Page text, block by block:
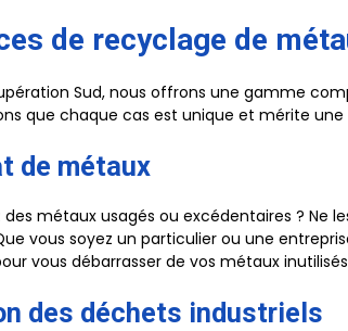
de recyclage de
Sud, nous offrons une gamme
que chaque cas est unique et mérite
de métaux
des métaux usagés ou excédentaires ? Ne
vous soyez un particulier ou une
vous débarrasser de vos métaux
des déchets industriels